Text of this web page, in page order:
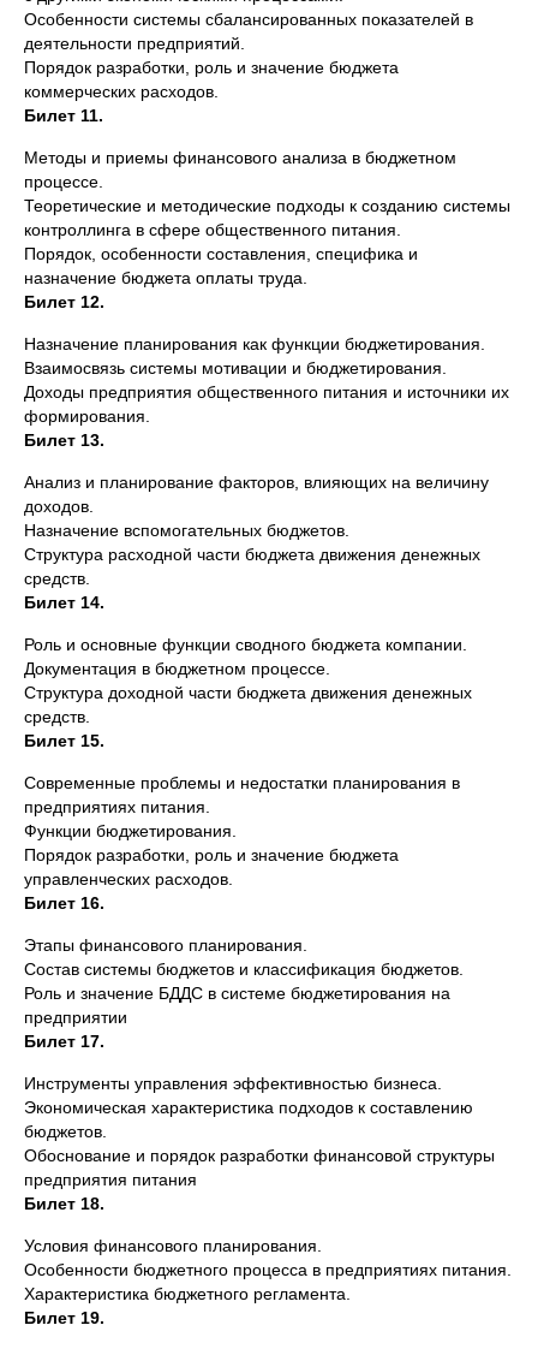
Особенности системы сбалансированных показателей в
деятельности предприятий.
Порядок разработки, роль и значение бюджета
коммерческих расходов.
Билет 11.
Методы и приемы финансового анализа в бюджетном
процессе.
Теоретические и методические подходы к созданию системы
контроллинга в сфере общественного питания.
Порядок, особенности составления, специфика и
назначение бюджета оплаты труда.
Билет 12.
Назначение планирования как функции бюджетирования.
Взаимосвязь системы мотивации и бюджетирования.
Доходы предприятия общественного питания и источники их
формирования.
Билет 13.
Анализ и планирование факторов, влияющих на величину
доходов.
Назначение вспомогательных бюджетов.
Структура расходной части бюджета движения денежных
средств.
Билет 14.
Роль и основные функции сводного бюджета компании.
Документация в бюджетном процессе.
Структура доходной части бюджета движения денежных
средств.
Билет 15.
Современные проблемы и недостатки планирования в
предприятиях питания.
Функции бюджетирования.
Порядок разработки, роль и значение бюджета
управленческих расходов.
Билет 16.
Этапы финансового планирования.
Состав системы бюджетов и классификация бюджетов.
Роль и значение БДДС в системе бюджетирования на
предприятии
Билет 17.
Инструменты управления эффективностью бизнеса.
Экономическая характеристика подходов к составлению
бюджетов.
Обоснование и порядок разработки финансовой структуры
предприятия питания
Билет 18.
Условия финансового планирования.
Особенности бюджетного процесса в предприятиях питания.
Характеристика бюджетного регламента.
Билет 19.